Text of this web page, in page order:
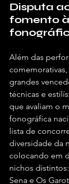
Disputa
fomento
Além das
grandes
técnicas e
que avaliam o
fonográfica
lista de
diversidade da
colocando em
nichos
Sena e Os